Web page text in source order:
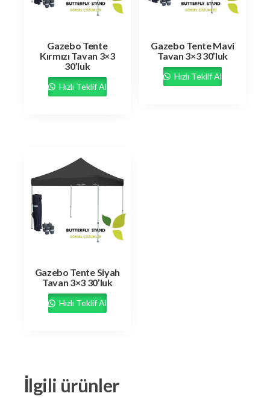
Gazebo Tente
Kırmızı Tavan 3×3
30’luk
Hızlı Teklif Al
Gazebo Tente Mavi
Tavan 3×3 30’luk
Hızlı Teklif Al
Gazebo Tente Siyah
Tavan 3×3 30’luk
Hızlı Teklif Al
İlgili ürünler